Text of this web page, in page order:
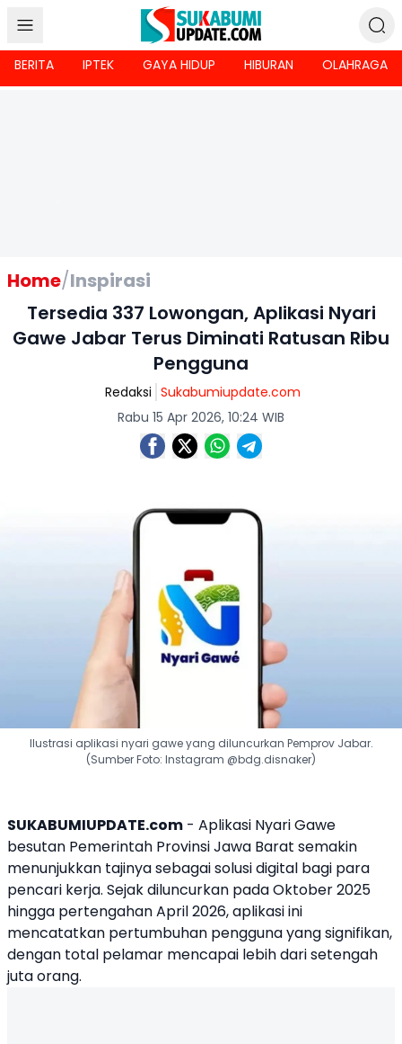
BERITA IPTEK GAYA HIDUP HIBURAN OLAHRAGA
Home/Inspirasi
Tersedia 337 Lowongan, Aplikasi Nyari
Gawe Jabar Terus Diminati Ratusan Ribu
Pengguna
Redaksi Sukabumiupdate.com
Rabu 15 Apr 2026, 10:24 WIB
Ilustrasi aplikasi nyari gawe yang diluncurkan Pemprov Jabar.
(Sumber Foto: Instagram @bdg.disnaker)
SUKABUMIUPDATE.com - Aplikasi Nyari Gawe
besutan Pemerintah Provinsi Jawa Barat semakin
menunjukkan tajinya sebagai solusi digital bagi para
pencari kerja. Sejak diluncurkan pada Oktober 2025
hingga pertengahan April 2026, aplikasi ini
mencatatkan pertumbuhan pengguna yang signifikan,
dengan total pelamar mencapai lebih dari setengah
juta orang.